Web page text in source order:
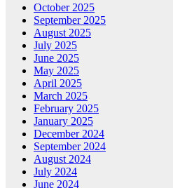
October 2025
September 2025
August 2025
July 2025
June 2025
May 2025
April 2025
March 2025
February 2025
January 2025
December 2024
September 2024
August 2024
July 2024
June 2024